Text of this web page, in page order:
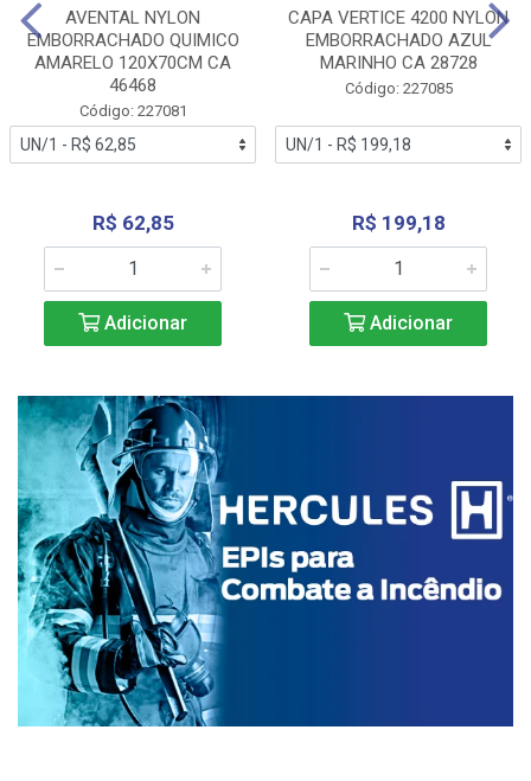
AVENTAL NYLON
EMBORRACHADO QUIMICO
AMARELO 120X70CM CA
46468
Código: 227081
R$ 62,85
Adicionar
CAPA VERTICE 4200 NYLON
EMBORRACHADO AZUL
MARINHO CA 28728
Código: 227085
R$ 199,18
Adicionar